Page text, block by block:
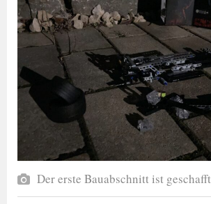
Der erste Bauabschnitt ist geschafft